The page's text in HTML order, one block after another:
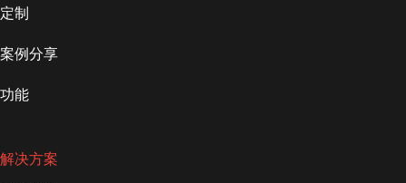
定制
案例分享
功能
解决方案